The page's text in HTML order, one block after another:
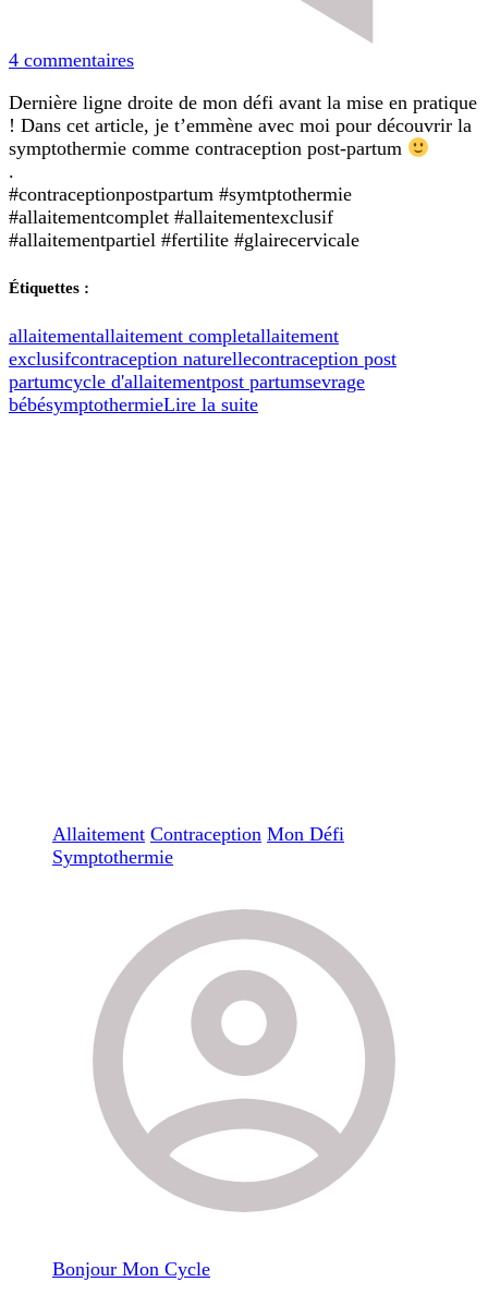
4 commentairessur
symptothermie
comme
contraception
partum
–
MON
Dernière ligne droite de mon défi avant la mise en pratique
! Dans cet article, je t’emmène avec moi pour découvrir la
symptothermie comme contraception post-partum
.
#contraceptionpostpartum #symtptothermie
#allaitementcomplet #allaitementexclusif
#allaitementpartiel #fertilite #glairecervicale
Étiquettes :
allaitementallaitement completallaitement
exclusifcontraception naturellecontraception post
partumcycle d'allaitementpost partumsevrage
bébésymptothermieLire la suite
Allaitement Contraception Mon Défi
Symptothermie
Bonjour Mon Cycle